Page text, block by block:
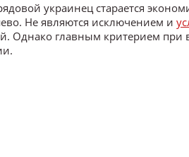
украинец старается
Не являются исключением и
Однако главным критерием